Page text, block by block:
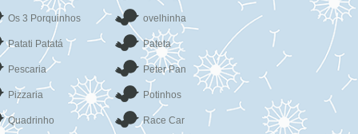
Os 3 Porquinhos ovelhinha
Patati Patatá Pateta
Pescaria Peter Pan
Pizzaria Potinhos
Quadrinho Race Car